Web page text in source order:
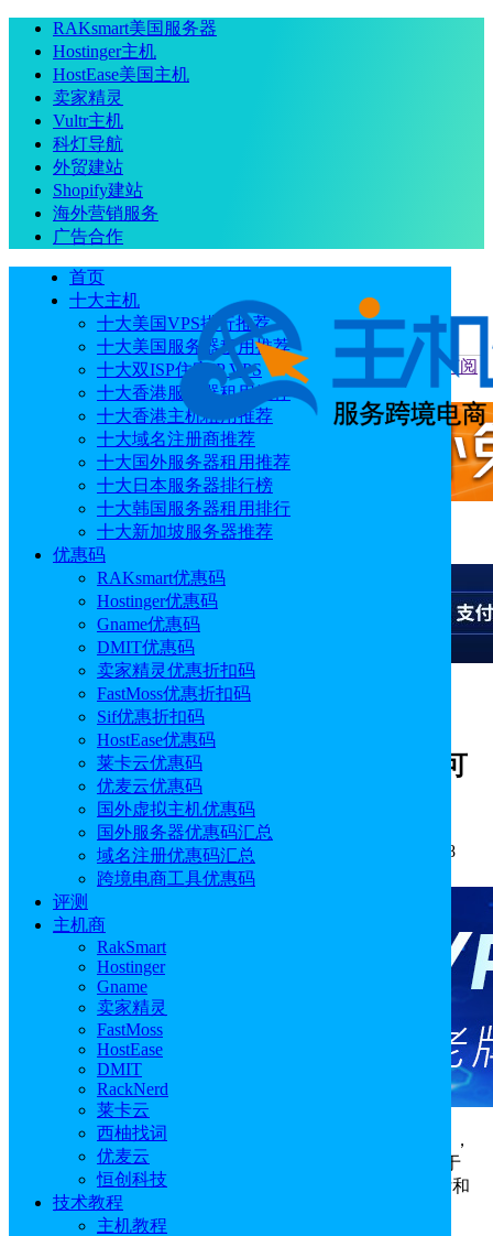
RAKsmart美国服务器
Hostinger主机
HostEase美国主机
卖家精灵
Vultr主机
科灯导航
外贸建站
Shopify建站
海外营销服务
广告合作
首页
十大主机
十大美国VPS排行推荐
十大美国服务器租用推荐
十大双ISP住宅IP VPS
十大香港服务器租用推荐
十大香港主机租用推荐
十大域名注册商推荐
十大国外服务器租用推荐
十大日本服务器排行榜
十大韩国服务器租用排行
十大新加坡服务器推荐
优惠码
RAKsmart优惠码
Hostinger优惠码
Gname优惠码
DMIT优惠码
卖家精灵优惠折扣码
FastMoss优惠折扣码
Sif优惠折扣码
HostEase优惠码
莱卡云优惠码
优麦云优惠码
国外虚拟主机优惠码
国外服务器优惠码汇总
域名注册优惠码汇总
跨境电商工具优惠码
评测
主机商
RakSmart
Hostinger
Gname
卖家精灵
FastMoss
HostEase
DMIT
RackNerd
莱卡云
西柚找词
优麦云
恒创科技
技术教程
主机教程
当前位置：首页 优惠码 GoodSync新年优惠 Personal高级订阅
可享33%优惠低至100元/年
GoodSync新年优惠 Personal高级订阅可
享33%优惠低至100元/年
作者: sunny 分类:优惠码
发布时间: 2025.01.03 10:27:28
更新于: 2025.01.03 10:27:28
GoodSync推出新年特别优惠！即日起至2025年1月9日，
购买GoodSync Personal高级订阅即可享受33%折扣，适用于
Windows、Mac和Linux/NAS系统。优惠包括年付、三年付和
五年付方案，且支持免费试用。快来看看吧！